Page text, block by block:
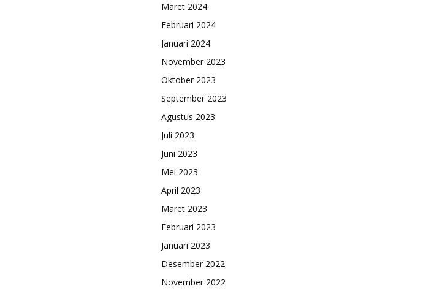
Maret 2024
Februari 2024
Januari 2024
November 2023
Oktober 2023
September 2023
Agustus 2023
Juli 2023
Juni 2023
Mei 2023
April 2023
Maret 2023
Februari 2023
Januari 2023
Desember 2022
November 2022